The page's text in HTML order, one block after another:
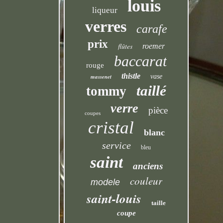
liqueur louis
verres carafe
prix flûtes roemer
rouge baccarat
massenet thistle vase
tommy taillé
coupes verre pièce
cristal blanc
service bleu
saint anciens
modele couleur
saint-louis taille
coupe